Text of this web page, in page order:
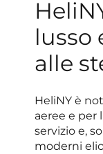
lusso
alle
HeliNY è
aeree e per
servizio e,
moderni